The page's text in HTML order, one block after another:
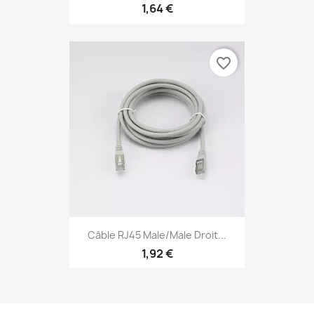
1,64 €
Câble RJ45 Male/Male Droit...
1,92 €
favorite_border